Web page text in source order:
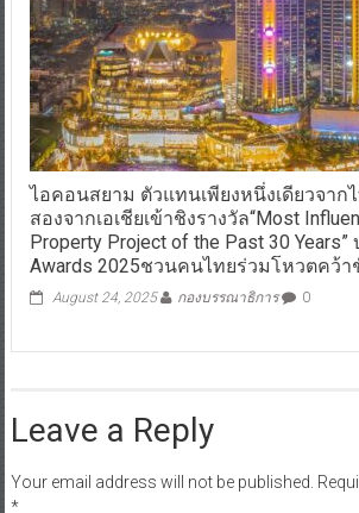
ไอคอนสยาม ตัวแทนเพียงหนึ่งเดียวจาก
สองจากเอเชียเข้าชิงรางวัล“Most
Property Project of the Past 30 Years”
Awards 2025ชวนคนไทยร่วมโหวตคว้า
August 24, 2025 กองบรรณาธิการ 0
Leave a Reply
Your email address will not be published.
*